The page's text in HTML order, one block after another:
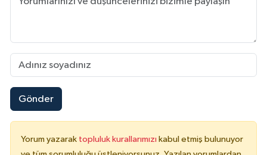
Gönder
Yorum yazarak topluluk kurallarımızı kabul etmiş bulunuyor